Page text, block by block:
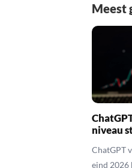
Meest
niveau
ChatGPT
eind 2026